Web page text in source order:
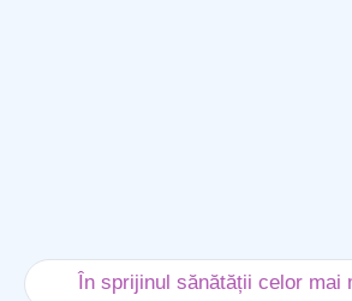
În sprijinul sănătății celor mai